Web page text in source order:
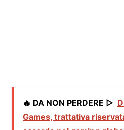
🔥 DA NON PERDERE ▷
Games, trattativa